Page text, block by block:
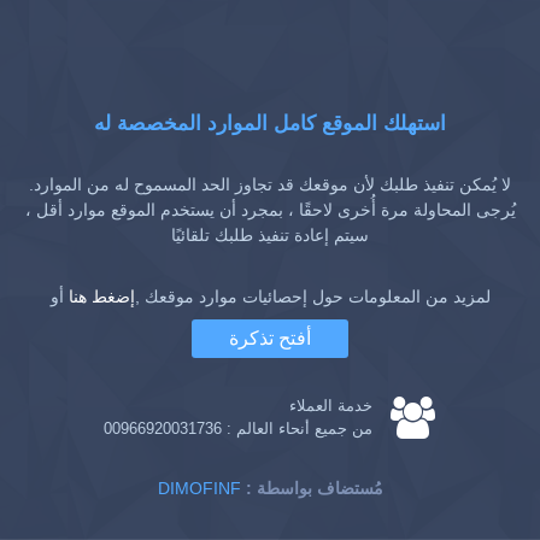
استهلك الموقع كامل الموارد المخصصة له
لا يُمكن تنفيذ طلبك لأن موقعك قد تجاوز الحد المسموح له من الموارد.
يُرجى المحاولة مرة أُخرى لاحقًا ، بمجرد أن يستخدم الموقع موارد أقل ،
سيتم إعادة تنفيذ طلبك تلقائيًا
لمزيد من المعلومات حول إحصائيات موارد موقعك ,إضغط هنا أو
أفتح تذكرة
خدمة العملاء
من جميع أنحاء العالم : 00966920031736
DIMOFINF : مُستضاف بواسطة